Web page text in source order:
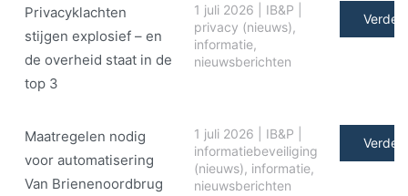
Privacyklachten
stijgen explosief – en
de overheid staat in de
top 3
1 juli 2026 IB&P
privacy (nieuws),
informatie,
nieuwsberichten
Verder
Maatregelen nodig
voor automatisering
Van Brienenoordbrug
1 juli 2026 IB&P
informatiebeveiliging
(nieuws), informatie,
nieuwsberichten
Verder